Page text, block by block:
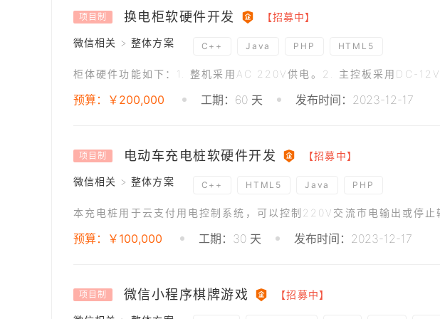
项目制 换电柜软硬件开发 【招募中】
微信相关 > 整体方案 C++ Java PHP HTML5
预算：￥200,000 工期：60 天 发布时间：2023-12-17
项目制 电动车充电桩软硬件开发 【招募中】
微信相关 > 整体方案 C++ HTML5 Java PHP
预算：￥100,000 工期：30 天 发布时间：2023-12-17
项目制 微信小程序棋牌游戏 【招募中】